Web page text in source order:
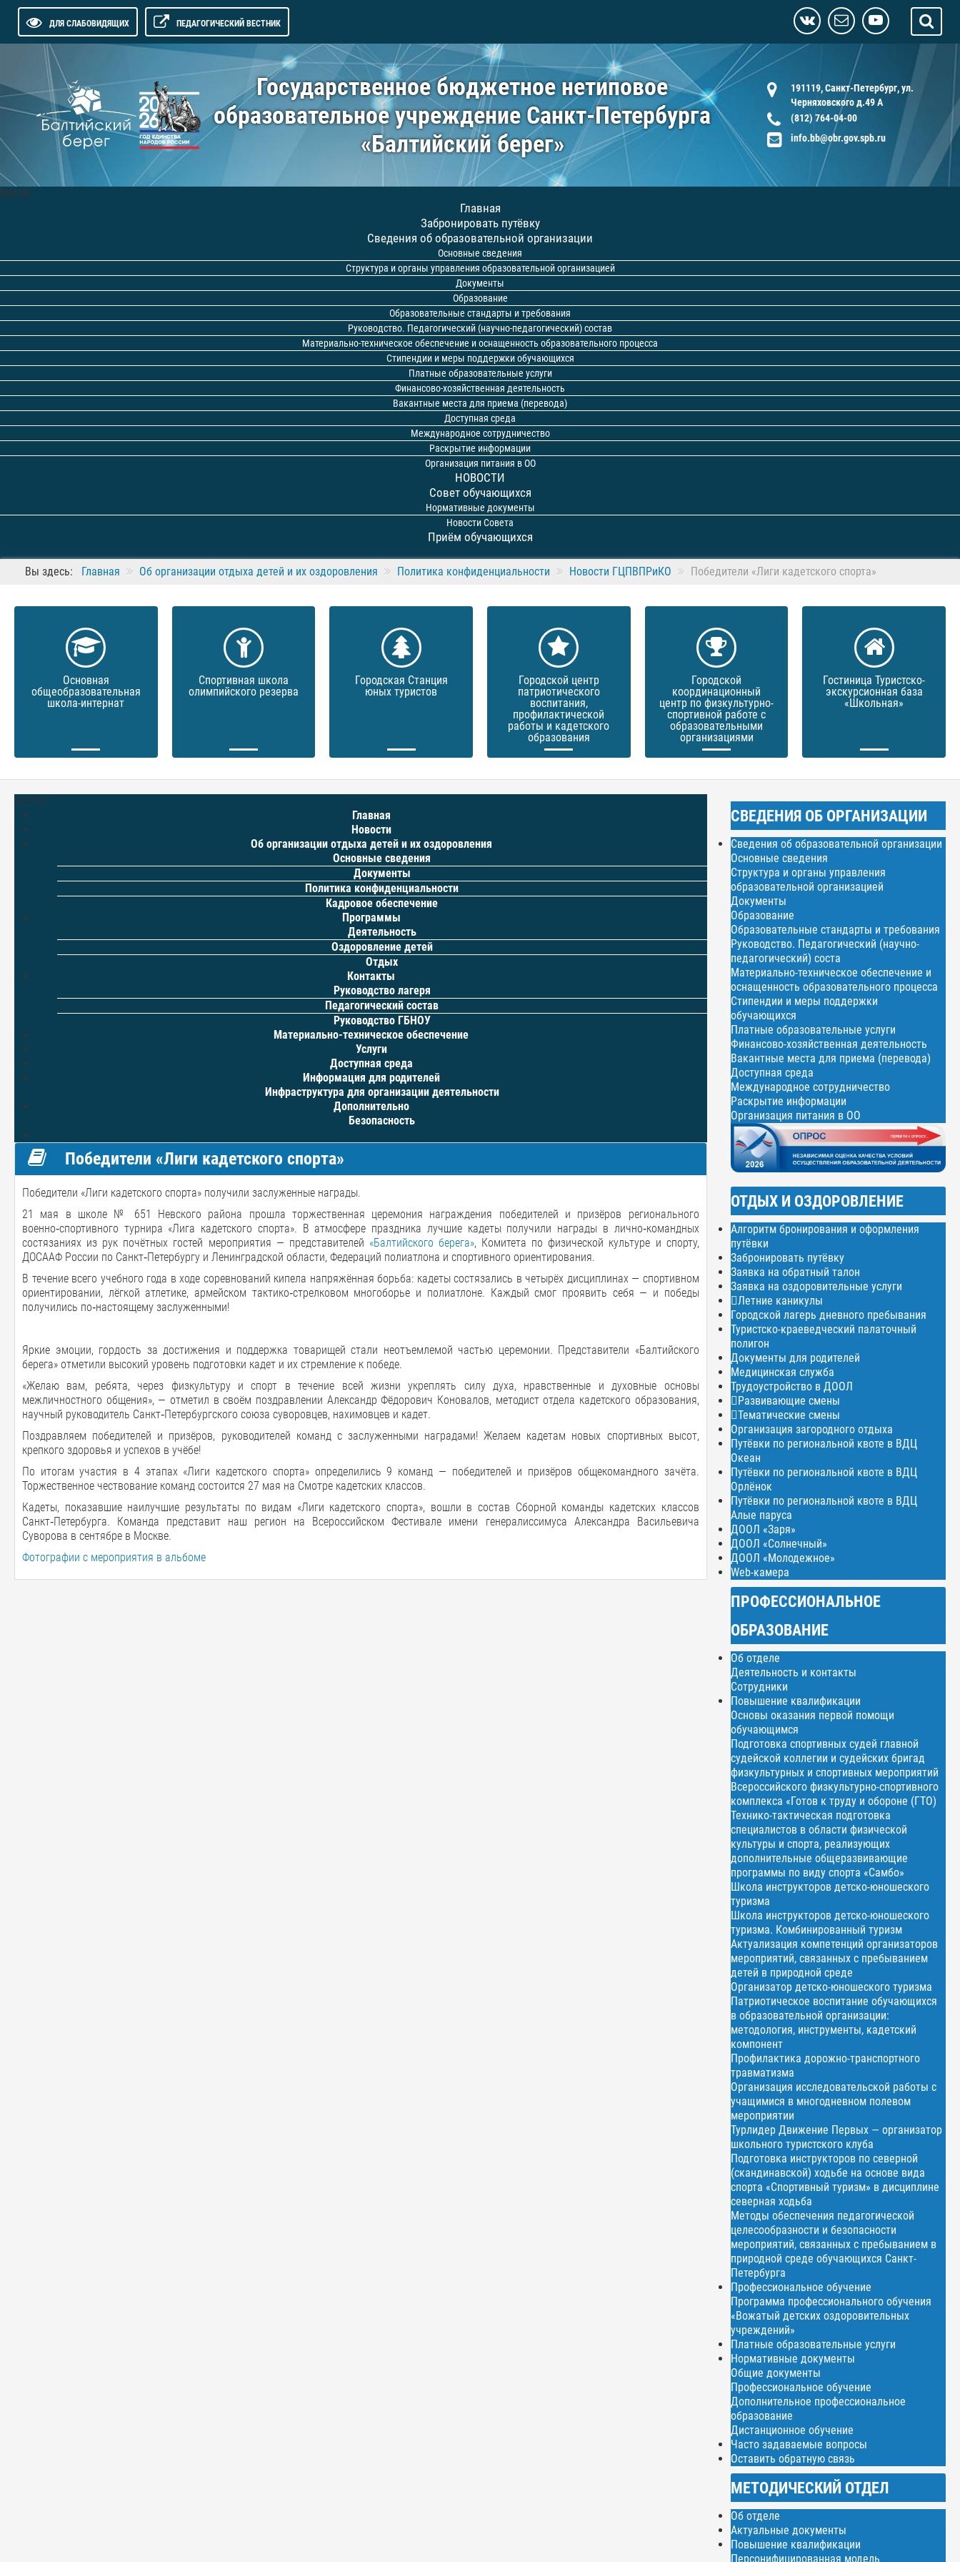
ДЛЯ СЛАБОВИДЯЩИХ ПЕДАГОГИЧЕСКИЙ ВЕСТНИК
Государственное бюджетное нетиповое
образовательное учреждение Санкт-Петербурга
«Балтийский берег»
191119, Санкт-Петербург, ул.
Черняховского д.49 А
(812) 764-04-00
info.bb@obr.gov.spb.ru
МЕНЮ
Главная
Забронировать путёвку
Сведения об образовательной организации
Основные сведения
Структура и органы управления образовательной организацией
Документы
Образование
Образовательные стандарты и требования
Руководство. Педагогический (научно-педагогический) состав
Материально-техническое обеспечение и оснащенность образовательного процесса
Стипендии и меры поддержки обучающихся
Платные образовательные услуги
Финансово-хозяйственная деятельность
Вакантные места для приема (перевода)
Доступная среда
Международное сотрудничество
Раскрытие информации
Организация питания в ОО
НОВОСТИ
Совет обучающихся
Нормативные документы
Новости Совета
Приём обучающихся
Вы здесь: Главная Об организации отдыха детей и их оздоровления Политика конфиденциальности Новости ГЦПВПРиКО Победители «Лиги кадетского спорта»
Основная
общеобразовательная
школа-интернат
Спортивная школа
олимпийского резерва
Городская Станция
юных туристов
Городской центр
патриотического
воспитания,
профилактической
работы и кадетского
образования
Городской
координационный
центр по физкультурно-
спортивной работе с
образовательными
организациями
Гостиница Туристско-
экскурсионная база
«Школьная»
МЕНЮ
Главная
Новости
Об организации отдыха детей и их оздоровления
Основные сведения
Документы
Политика конфиденциальности
Кадровое обеспечение
Программы
Деятельность
Оздоровление детей
Отдых
Контакты
Руководство лагеря
Педагогический состав
Руководство ГБНОУ
Материально-техническое обеспечение
Услуги
Доступная среда
Информация для родителей
Инфраструктура для организации деятельности
Дополнительно
Безопасность
Победители «Лиги кадетского спорта»
Победители «Лиги кадетского спорта» получили заслуженные награды.
21 мая в школе № 651 Невского района прошла торжественная церемония награждения победителей и призёров регионального
военно‑спортивного турнира «Лига кадетского спорта». В атмосфере праздника лучшие кадеты получили награды в лично‑командных
состязаниях из рук почётных гостей мероприятия — представителей «Балтийского берега», Комитета по физической культуре и спорту,
ДОСААФ России по Санкт‑Петербургу и Ленинградской области, Федераций полиатлона и спортивного ориентирования.
В течение всего учебного года в ходе соревнований кипела напряжённая борьба: кадеты состязались в четырёх дисциплинах — спортивном
ориентировании, лёгкой атлетике, армейском тактико‑стрелковом многоборье и полиатлоне. Каждый смог проявить себя — и победы
получились по‑настоящему заслуженными!
Яркие эмоции, гордость за достижения и поддержка товарищей стали неотъемлемой частью церемонии. Представители «Балтийского
берега» отметили высокий уровень подготовки кадет и их стремление к победе.
«Желаю вам, ребята, через физкультуру и спорт в течение всей жизни укреплять силу духа, нравственные и духовные основы
межличностного общения», — отметил в своём поздравлении Александр Фёдорович Коновалов, методист отдела кадетского образования,
научный руководитель Санкт‑Петербургского союза суворовцев, нахимовцев и кадет.
Поздравляем победителей и призёров, руководителей команд с заслуженными наградами! Желаем кадетам новых спортивных высот,
крепкого здоровья и успехов в учёбе!
По итогам участия в 4 этапах «Лиги кадетского спорта» определились 9 команд — победителей и призёров общекомандного зачёта.
Торжественное чествование команд состоится 27 мая на Смотре кадетских классов.
Кадеты, показавшие наилучшие результаты по видам «Лиги кадетского спорта», вошли в состав Сборной команды кадетских классов
Санкт‑Петербурга. Команда представит наш регион на Всероссийском Фестивале имени генералиссимуса Александра Васильевича
Суворова в сентябре в Москве.
Фотографии с мероприятия в альбоме
СВЕДЕНИЯ ОБ ОРГАНИЗАЦИИ
Сведения об образовательной организации
Основные сведения
Структура и органы управления
образовательной организацией
Документы
Образование
Образовательные стандарты и требования
Руководство. Педагогический (научно-
педагогический) соста
Материально-техническое обеспечение и
оснащенность образовательного процесса
Стипендии и меры поддержки
обучающихся
Платные образовательные услуги
Финансово-хозяйственная деятельность
Вакантные места для приема (перевода)
Доступная среда
Международное сотрудничество
Раскрытие информации
Организация питания в ОО
ОТДЫХ И ОЗДОРОВЛЕНИЕ
Алгоритм бронирования и оформления
путёвки
Забронировать путёвку
Заявка на обратный талон
Заявка на оздоровительные услуги
Летние каникулы
Городской лагерь дневного пребывания
Туристско-краеведческий палаточный
полигон
Документы для родителей
Медицинская служба
Трудоустройство в ДООЛ
Развивающие смены
Тематические смены
Организация загородного отдыха
Путёвки по региональной квоте в ВДЦ
Океан
Путёвки по региональной квоте в ВДЦ
Орлёнок
Путёвки по региональной квоте в ВДЦ
Алые паруса
ДООЛ «Заря»
ДООЛ «Солнечный»
ДООЛ «Молодежное»
Web-камера
ПРОФЕССИОНАЛЬНОЕ
ОБРАЗОВАНИЕ
Об отделе
Деятельность и контакты
Сотрудники
Повышение квалификации
Основы оказания первой помощи
обучающимся
Подготовка спортивных судей главной
судейской коллегии и судейских бригад
физкультурных и спортивных мероприятий
Всероссийского физкультурно-спортивного
комплекса «Готов к труду и обороне (ГТО)
Технико-тактическая подготовка
специалистов в области физической
культуры и спорта, реализующих
дополнительные общеразвивающие
программы по виду спорта «Самбо»
Школа инструкторов детско-юношеского
туризма
Школа инструкторов детско-юношеского
туризма. Комбинированный туризм
Актуализация компетенций организаторов
мероприятий, связанных с пребыванием
детей в природной среде
Организатор детско-юношеского туризма
Патриотическое воспитание обучающихся
в образовательной организации:
методология, инструменты, кадетский
компонент
Профилактика дорожно-транспортного
травматизма
Организация исследовательской работы с
учащимися в многодневном полевом
мероприятии
Турлидер Движение Первых — организатор
школьного туристского клуба
Подготовка инструкторов по северной
(скандинавской) ходьбе на основе вида
спорта «Спортивный туризм» в дисциплине
северная ходьба
Методы обеспечения педагогической
целесообразности и безопасности
мероприятий, связанных с пребыванием в
природной среде обучающихся Санкт-
Петербурга
Профессиональное обучение
Программа профессионального обучения
«Вожатый детских оздоровительных
учреждений»
Платные образовательные услуги
Нормативные документы
Общие документы
Профессиональное обучение
Дополнительное профессиональное
образование
Дистанционное обучение
Часто задаваемые вопросы
Оставить обратную связь
МЕТОДИЧЕСКИЙ ОТДЕЛ
Об отделе
Актуальные документы
Повышение квалификации
Персонифицированная модель